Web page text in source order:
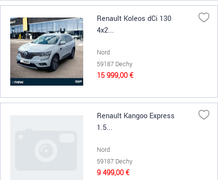
Renault Koleos dCi 130
4x2...
Nord
59187 Dechy
15 999,00 €
Renault Kangoo Express
1.5...
Nord
59187 Dechy
9 499,00 €